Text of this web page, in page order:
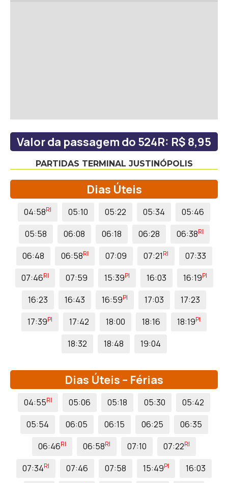
Valor da passagem do 524R: R$ 8,95
PARTIDAS TERMINAL JUSTINÓPOLIS
Dias Úteis
04:58RI 05:10 05:22 05:34
05:46
05:58
06:08 06:18 06:28 06:38RI
06:48 06:58RI 07:09 07:21RI
07:33
07:46RI 07:59 15:39PI 16:03 16:19PI
16:23 16:43 16:59PI 17:03
17:23
17:39PI 17:42 18:00 18:16 18:19PI
18:32 18:48 19:04
Dias Úteis – Férias
04:55RI 05:06 05:18 05:30
05:42
05:54
06:05 06:15 06:25
06:35
06:46RI 06:58RI 07:10 07:22RI
07:34RI 07:46 07:58 15:49PI
16:03